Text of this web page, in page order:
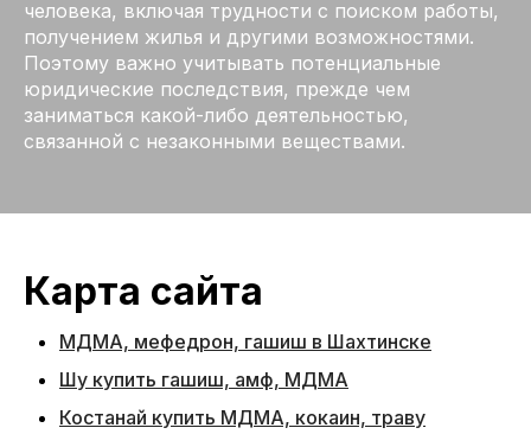
человека, включая трудности с поиском работы,
получением жилья и другими возможностями.
Поэтому важно учитывать потенциальные
юридические последствия, прежде чем
заниматься какой-либо деятельностью,
связанной с незаконными веществами.
Карта сайта
МДМА, мефедрон, гашиш в Шахтинске
Шу купить гашиш, амф, МДМА
Костанай купить МДМА, кокаин, траву